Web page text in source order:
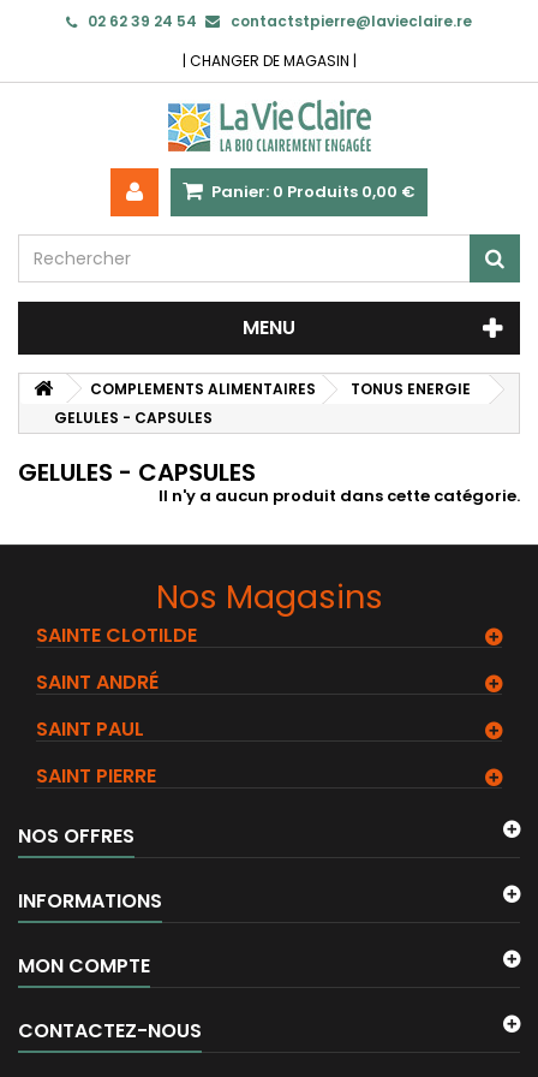
02 62 39 24 54
contactstpierre@lavieclaire.re
| CHANGER DE MAGASIN |
Panier: 0 Produits 0,00 €
MENU
COMPLEMENTS ALIMENTAIRES
TONUS ENERGIE
GELULES - CAPSULES
GELULES - CAPSULES
Il n'y a aucun produit dans cette catégorie.
Nos Magasins
SAINTE CLOTILDE
SAINT ANDRÉ
SAINT PAUL
SAINT PIERRE
NOS OFFRES
INFORMATIONS
MON COMPTE
CONTACTEZ-NOUS